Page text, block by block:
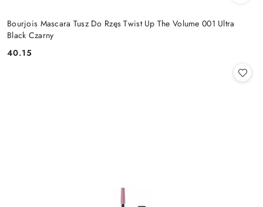
Bourjois Mascara Tusz Do Rzęs Twist Up The Volume 001 Ultra
Black Czarny
Cena:
40.15